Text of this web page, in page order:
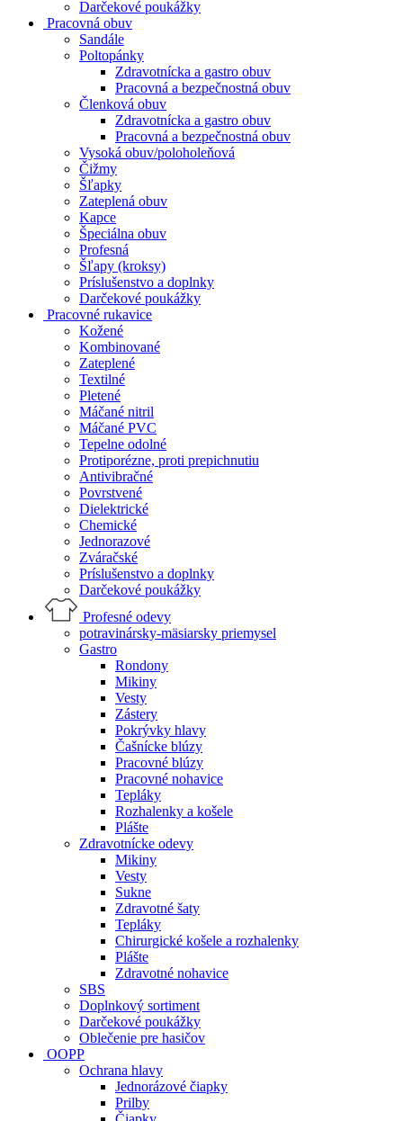
Darčekové poukážky
Pracovná obuv
Sandále
Poltopánky
Zdravotnícka a gastro obuv
Pracovná a bezpečnostná obuv
Členková obuv
Zdravotnícka a gastro obuv
Pracovná a bezpečnostná obuv
Vysoká obuv/poloholeňová
Čižmy
Šľapky
Zateplená obuv
Kapce
Špeciálna obuv
Profesná
Šľapy (kroksy)
Príslušenstvo a doplnky
Darčekové poukážky
Pracovné rukavice
Kožené
Kombinované
Zateplené
Textilné
Pletené
Máčané nitril
Máčané PVC
Tepelne odolné
Protiporézne, proti prepichnutiu
Antivibračné
Povrstvené
Dielektrické
Chemické
Jednorazové
Zváračské
Príslušenstvo a doplnky
Darčekové poukážky
Profesné odevy
potravinársky-mäsiarsky priemysel
Gastro
Rondony
Mikiny
Vesty
Zástery
Pokrývky hlavy
Čašnícke blúzy
Pracovné blúzy
Pracovné nohavice
Tepláky
Rozhalenky a košele
Plášte
Zdravotnícke odevy
Mikiny
Vesty
Sukne
Zdravotné šaty
Tepláky
Chirurgické košele a rozhalenky
Plášte
Zdravotné nohavice
SBS
Doplnkový sortiment
Darčekové poukážky
Oblečenie pre hasičov
OOPP
Ochrana hlavy
Jednorázové čiapky
Prilby